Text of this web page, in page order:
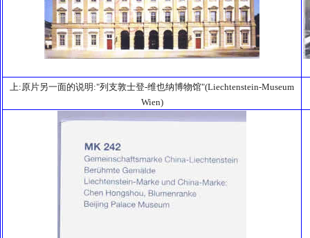
上:原片另一面的说明:"列支敦士登-维也纳博物馆"(Liechtenstein-Museum
Wien)